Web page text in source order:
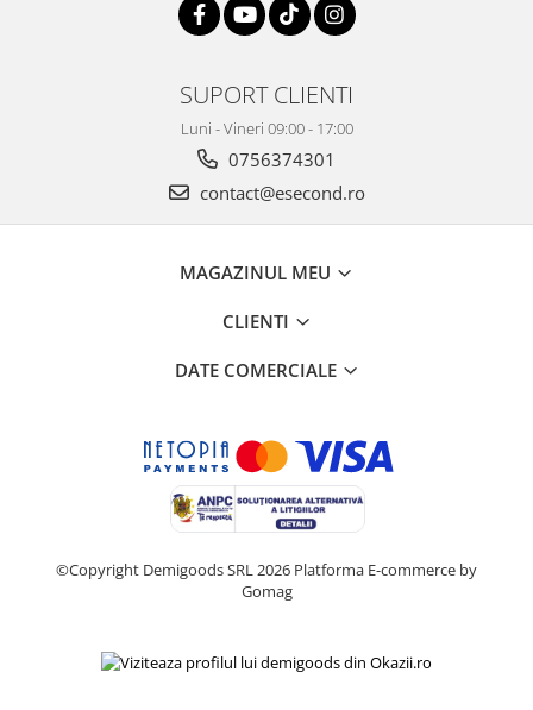
Audio HI-FI & Profesionale
Camere video si sport
Home Cinema & Audio
Televizoare & accesorii
SUPORT CLIENTI
Luni - Vineri 09:00 - 17:00
0756374301
contact@esecond.ro
MAGAZINUL MEU
CLIENTI
DATE COMERCIALE
©Copyright Demigoods SRL 2026 Platforma E-commerce by
Gomag